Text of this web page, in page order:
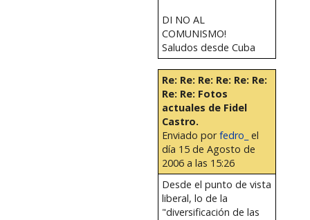
DI NO AL
COMUNISMO!
Saludos desde Cuba
Re: Re: Re: Re: Re: Re:
Re: Re: Fotos
actuales de Fidel
Castro.
Enviado porfedro_ el
día 15 de Agosto de
2006 a las 15:26
Desde el punto de vista
liberal, lo de la
"diversificación de las